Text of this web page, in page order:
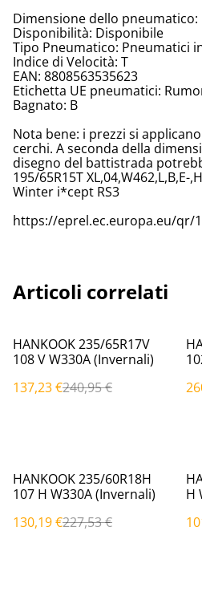
Dimensione dello pneumatico:
Disponibilità: Disponibile
Tipo Pneumatico: Pneumatici
Indice di Velocità: T
EAN: 8808563535623
Etichetta UE pneumatici:
Bagnato: B
Nota bene: i prezzi si
cerchi. A seconda della
disegno del battistrada
195/65R15T XL,04,W462,L,B,E-
Winter i*cept RS3
https://eprel.ec.europa.eu/qr/
Articoli correlati
%
HANKOOK 235/65R17V
108 V W330A (Invernali)
137,23 €240,95 €
%
HANKOOK 235/60R18H
107 H W330A (Invernali)
130,19 €227,53 €
H